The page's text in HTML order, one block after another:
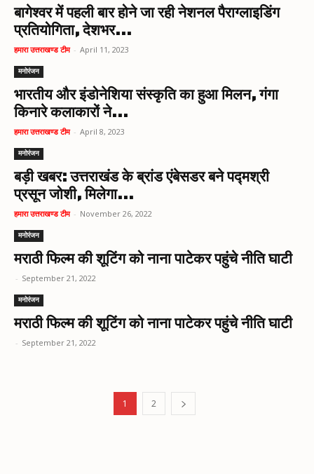
बागेश्वर में पहली बार होने जा रही नेशनल पैराग्लाइडिंग
प्रतियोगिता, देशभर...
हमारा उत्तराखण्ड टीम - April 11, 2023
मनोरंजन
भारतीय और इंडोनेशिया संस्कृति का हुआ मिलन, गंगा
किनारे कलाकारों ने...
हमारा उत्तराखण्ड टीम - April 8, 2023
मनोरंजन
बड़ी खबर: उत्तराखंड के ब्रांड एंबेसडर बने पद्मश्री
प्रसून जोशी, मिलेगा...
हमारा उत्तराखण्ड टीम - November 26, 2022
मनोरंजन
मराठी फिल्म की शूटिंग को नाना पाटेकर पहुंचे नीति घाटी
- September 21, 2022
मनोरंजन
मराठी फिल्म की शूटिंग को नाना पाटेकर पहुंचे नीति घाटी
- September 21, 2022
1 2